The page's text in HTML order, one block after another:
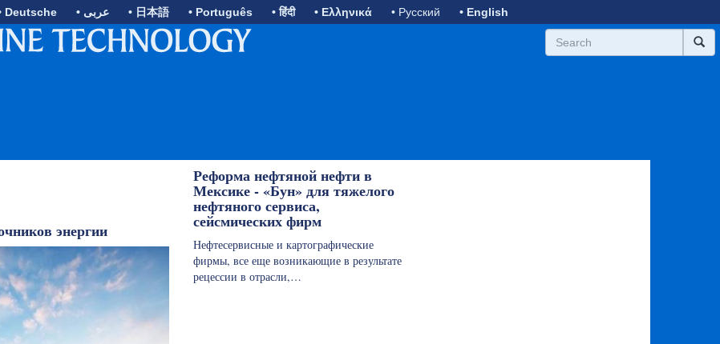
Deutsche • عربى • 日本語 • Português • हिंदी • Ελληνικά • Русский • English
энергии
Реформа нефтяной нефти в
Мексике - «Бун» для тяжелого
нефтяного сервиса,
сейсмических фирм
Нефтесервисные и картографические
фирмы, все еще возникающие в результате
рецессии в отрасли,…